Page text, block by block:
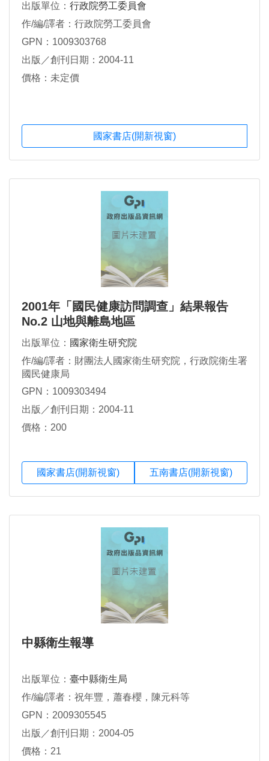
出版單位： 行政院勞工委員會
作/編/譯者：行政院勞工委員會
GPN：1009303768
出版／創刊日期：2004-11
價格：未定價
國家書店(開新視窗)
2001年「國民健康訪問調查」結果報告
No.2 山地與離島地區
出版單位： 國家衛生研究院
作/編/譯者：財團法人國家衛生研究院，行政院衛生署
國民健康局
GPN：1009303494
出版／創刊日期：2004-11
價格：200
國家書店(開新視窗) 五南書店(開新視窗)
中縣衛生報導
出版單位： 臺中縣衛生局
作/編/譯者：祝年豐，蕭春櫻，陳元科等
GPN：2009305545
出版／創刊日期：2004-05
價格：21